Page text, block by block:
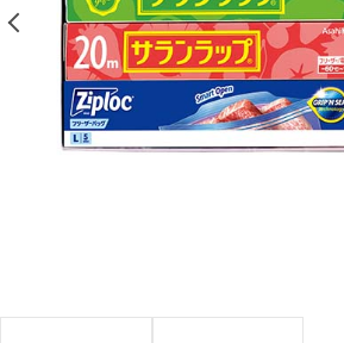
前の画像を表示する